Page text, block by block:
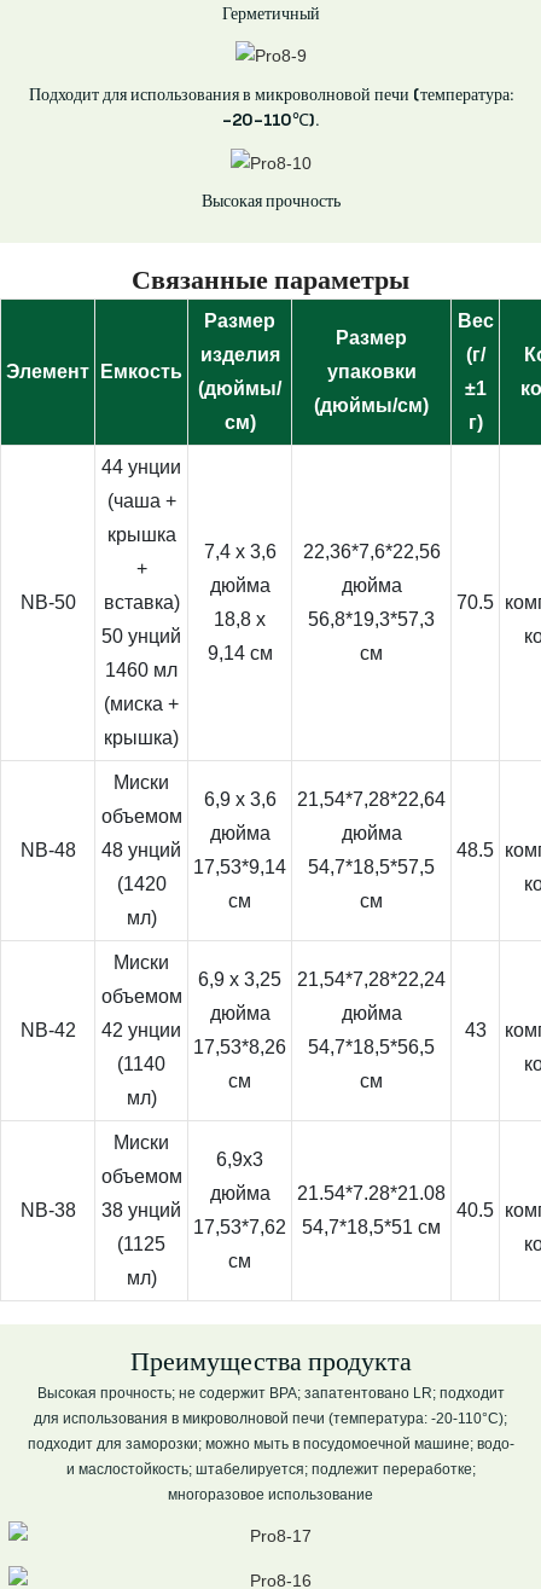
Герметичный
Подходит для использования в микроволновой печи (температура:
-20-110℃).
Высокая прочность
Связанные параметры
Элемент Емкость
Размер
изделия
(дюймы/
см)
Размер
упаковки
(дюймы/см)
Вес
(г/
±1
г)
NB-50
44 унции
(чаша +
крышка
+
вставка)
50 унций
1460 мл
(миска +
крышка)
7,4 x 3,6
дюйма
18,8 x
9,14 см
22,36*7,6*22,56
дюйма
56,8*19,3*57,3
см
70.5
NB-48
Миски
объемом
48 унций
(1420
мл)
6,9 x 3,6
дюйма
17,53*9,14
см
21,54*7,28*22,64
дюйма
54,7*18,5*57,5
см
48.5
NB-42
Миски
объемом
42 унции
(1140
мл)
6,9 x 3,25
дюйма
17,53*8,26
см
21,54*7,28*22,24
дюйма
54,7*18,5*56,5
см
43
NB-38
Миски
объемом
38 унций
(1125
мл)
6,9х3
дюйма
17,53*7,62
см
21.54*7.28*21.08
54,7*18,5*51 см
40.5
Преимущества продукта
Высокая прочность; не содержит BPA; запатентовано LR; подходит
для использования в микроволновой печи (температура: -20-110°C);
подходит для заморозки; можно мыть в посудомоечной машине; водо-
и маслостойкость; штабелируется; подлежит переработке;
многоразовое использование